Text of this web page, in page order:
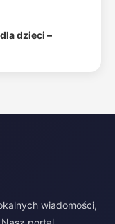
dzieci –
wiadomości,